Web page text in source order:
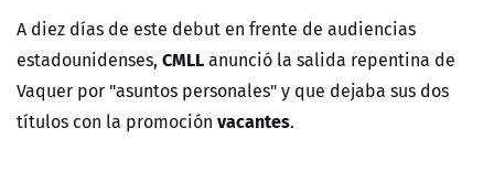
A diez días de este debut en frente de audiencias
estadounidenses, CMLLanunció la salida repentina de
Vaquer por "asuntos personales" y que dejaba sus dos
títulos con la promoción vacantes.